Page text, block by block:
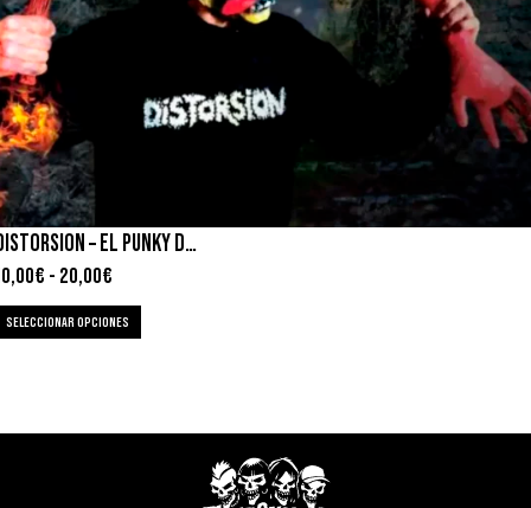
DISTORSION – EL PUNKY DEL HACHA
€ - 20,00€
SELECCIONAR OPCIONES